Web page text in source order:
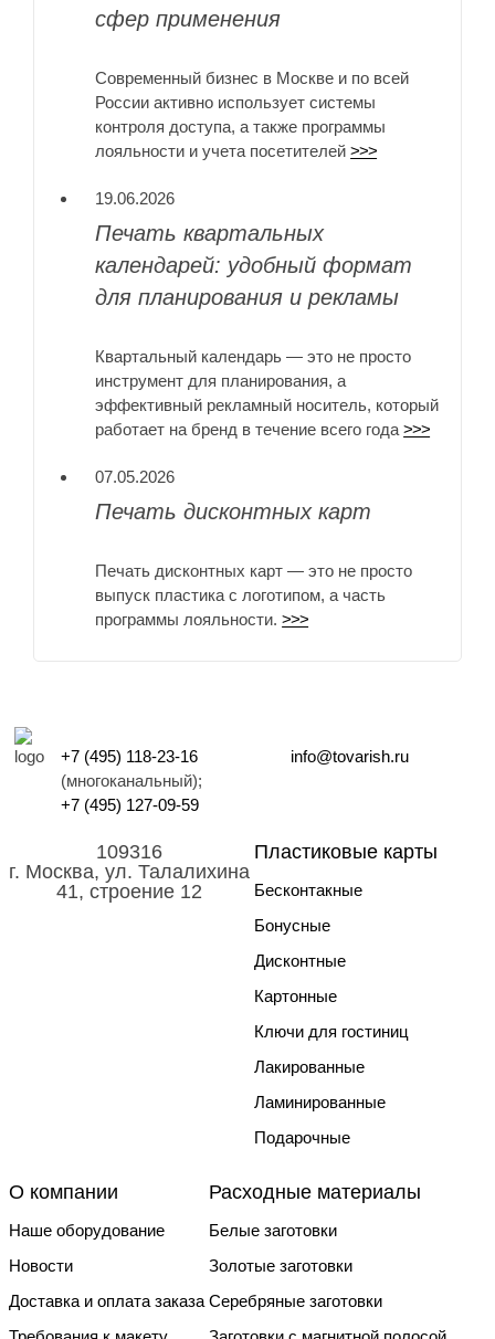
сфер применения
Современный бизнес в Москве и по всей
России активно использует системы
контроля доступа, а также программы
лояльности и учета посетителей >>>
19.06.2026
Печать квартальных
календарей: удобный формат
для планирования и рекламы
Квартальный календарь — это не просто
инструмент для планирования, а
эффективный рекламный носитель, который
работает на бренд в течение всего года >>>
07.05.2026
Печать дисконтных карт
Печать дисконтных карт — это не просто
выпуск пластика с логотипом, а часть
программы лояльности. >>>
+7 (495) 118-23-16
(многоканальный);
+7 (495) 127-09-59
info@tovarish.ru
109316
г. Москва, ул. Талалихина
41, строение 12
Пластиковые карты
Бесконтакные
Бонусные
Дисконтные
Картонные
Ключи для гостиниц
Лакированные
Ламинированные
Подарочные
О компании
Наше оборудование
Новости
Доставка и оплата заказа
Расходные материалы
Белые заготовки
Золотые заготовки
Серебряные заготовки